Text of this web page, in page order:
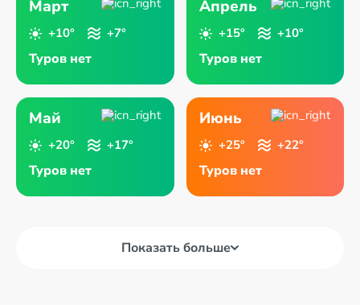
Март
+10° +7°
Туров нет
Апрель
+15° +10°
Туров нет
Май
+20° +17°
Туров нет
Июнь
+25° +22°
Туров нет
Показать больше